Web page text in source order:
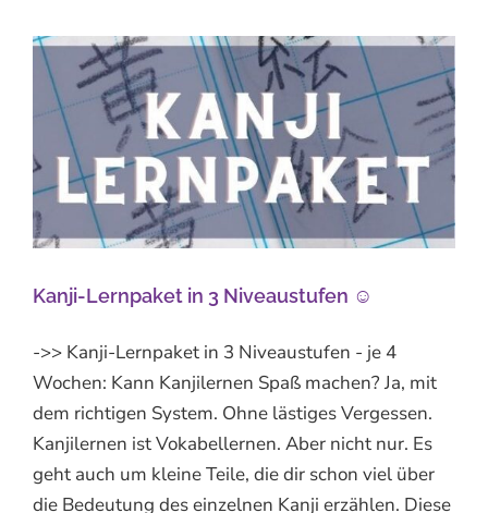
Kanji-Lernpaket in 3 Niveaustufen ☺
->> Kanji-Lernpaket in 3 Niveaustufen - je 4
Wochen: Kann Kanjilernen Spaß machen? Ja, mit
dem richtigen System. Ohne lästiges Vergessen.
Kanjilernen ist Vokabellernen. Aber nicht nur. Es
geht auch um kleine Teile, die dir schon viel über
die Bedeutung des einzelnen Kanji erzählen. Diese